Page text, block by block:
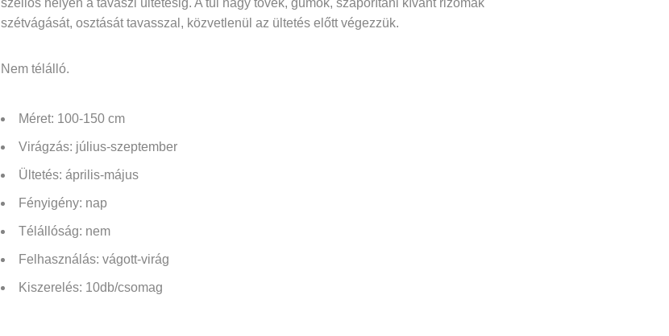
szétvágását, osztását tavasszal, közvetlenül az ültetés előtt végezzük.
Nem télálló.
Méret: 100-150 cm
Virágzás: július-szeptember
Ültetés: április-május
Fényigény: nap
Télállóság: nem
Felhasználás: vágott-virág
Kiszerelés: 10db/csomag